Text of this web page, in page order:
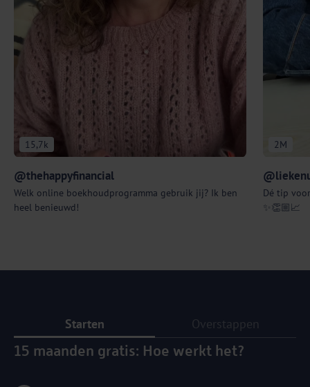
15,7k
@thehappyfinancial
Welk online boekhoudprogramma gebruik jij? Ik ben
heel benieuwd!
2M
Dé tip
✨👏🏼📈
Starten
15 maanden gratis: Hoe werkt het?
Overstappen